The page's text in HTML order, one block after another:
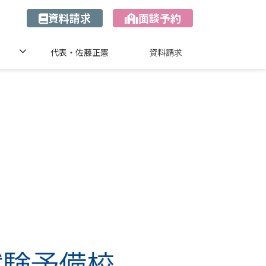
資料請求 面談予約
代表・佐藤正憲 資料請求